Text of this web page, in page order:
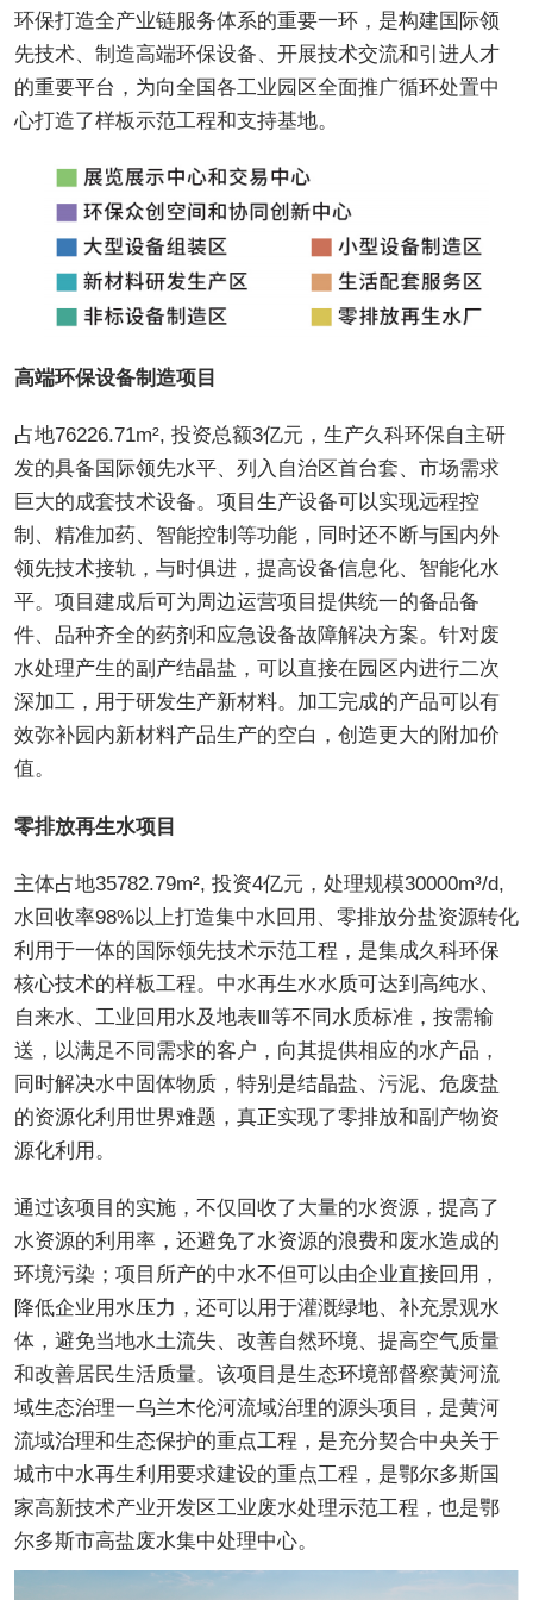
环保打造全产业链服务体系的重要一环，是构建国际领
先技术、制造高端环保设备、开展技术交流和引进人才
的重要平台，为向全国各工业园区全面推广循环处置中
心打造了样板示范工程和支持基地。
高端环保设备制造项目
占地76226.71m², 投资总额3亿元，生产久科环保自主研
发的具备国际领先水平、列入自治区首台套、市场需求
巨大的成套技术设备。项目生产设备可以实现远程控
制、精准加药、智能控制等功能，同时还不断与国内外
领先技术接轨，与时俱进，提高设备信息化、智能化水
平。项目建成后可为周边运营项目提供统一的备品备
件、品种齐全的药剂和应急设备故障解决方案。针对废
水处理产生的副产结晶盐，可以直接在园区内进行二次
深加工，用于研发生产新材料。加工完成的产品可以有
效弥补园内新材料产品生产的空白，创造更大的附加价
值。
零排放再生水项目
主体占地35782.79m², 投资4亿元，处理规模30000m³/d,
水回收率98%以上打造集中水回用、零排放分盐资源转化
利用于一体的国际领先技术示范工程，是集成久科环保
核心技术的样板工程。中水再生水水质可达到高纯水、
自来水、工业回用水及地表Ⅲ等不同水质标准，按需输
送，以满足不同需求的客户，向其提供相应的水产品，
同时解决水中固体物质，特别是结晶盐、污泥、危废盐
的资源化利用世界难题，真正实现了零排放和副产物资
源化利用。
通过该项目的实施，不仅回收了大量的水资源，提高了
水资源的利用率，还避免了水资源的浪费和废水造成的
环境污染；项目所产的中水不但可以由企业直接回用，
降低企业用水压力，还可以用于灌溉绿地、补充景观水
体，避免当地水土流失、改善自然环境、提高空气质量
和改善居民生活质量。该项目是生态环境部督察黄河流
域生态治理一乌兰木伦河流域治理的源头项目，是黄河
流域治理和生态保护的重点工程，是充分契合中央关于
城市中水再生利用要求建设的重点工程，是鄂尔多斯国
家高新技术产业开发区工业废水处理示范工程，也是鄂
尔多斯市高盐废水集中处理中心。